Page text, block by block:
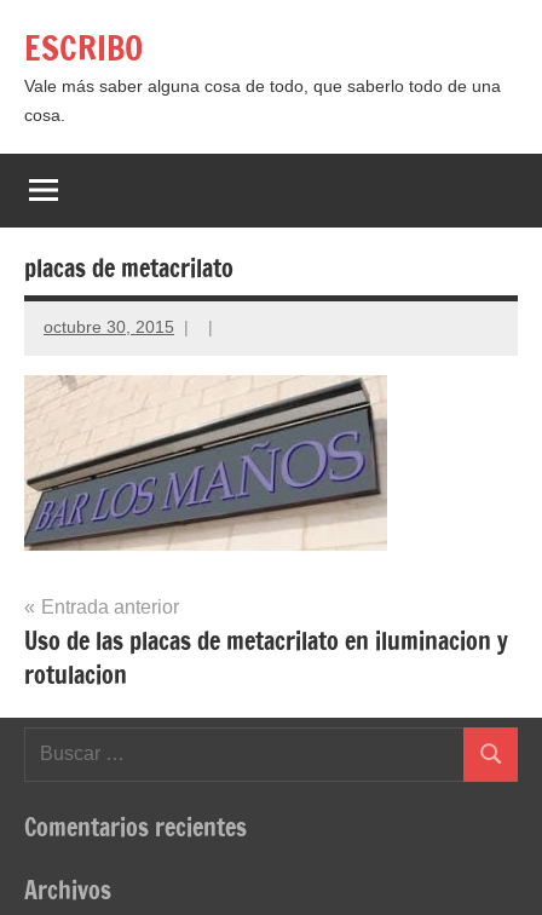
contenido
ESCRIBO
Vale más saber alguna cosa de todo, que saberlo todo de una
cosa.
placas de metacrilato
octubre 30, 2015
Navegación
de
entradas
Entrada anterior
Uso de las placas de metacrilato en iluminacion y
rotulacion
Buscar
Comentarios recientes
Archivos